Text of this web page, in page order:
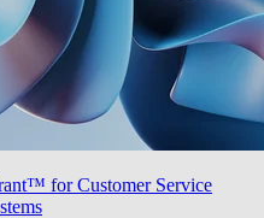
for Customer Service